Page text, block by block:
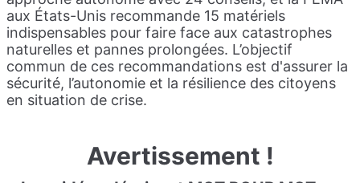
aux États-Unis recommande 15 matériels
indispensables pour faire face aux catastrophes
naturelles et pannes prolongées. L’objectif
commun de ces recommandations est d'assurer la
sécurité, l’autonomie et la résilience des citoyens
en situation de crise.
Avertissement !